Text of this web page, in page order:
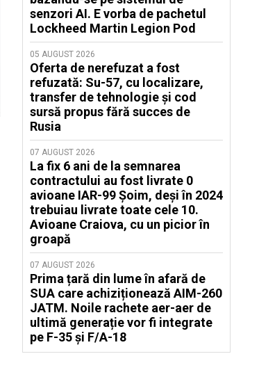
senzori AI. E vorba de pachetul
Lockheed Martin Legion Pod
05 AUGUST 2026
Oferta de nerefuzat a fost
refuzată: Su-57, cu localizare,
transfer de tehnologie și cod
sursă propus fără succes de
Rusia
07 AUGUST 2026
La fix 6 ani de la semnarea
contractului au fost livrate 0
avioane IAR-99 Șoim, deși în 2024
trebuiau livrate toate cele 10.
Avioane Craiova, cu un picior în
groapă
07 AUGUST 2026
Prima țară din lume în afară de
SUA care achiziționează AIM-260
JATM. Noile rachete aer-aer de
ultimă generație vor fi integrate
pe F-35 și F/A-18